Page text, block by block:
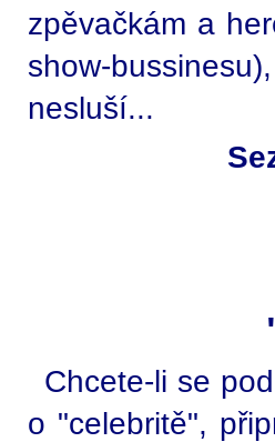
zpěvačkám a
show-
nesluší...
Chcete-li se
o "celebritě",